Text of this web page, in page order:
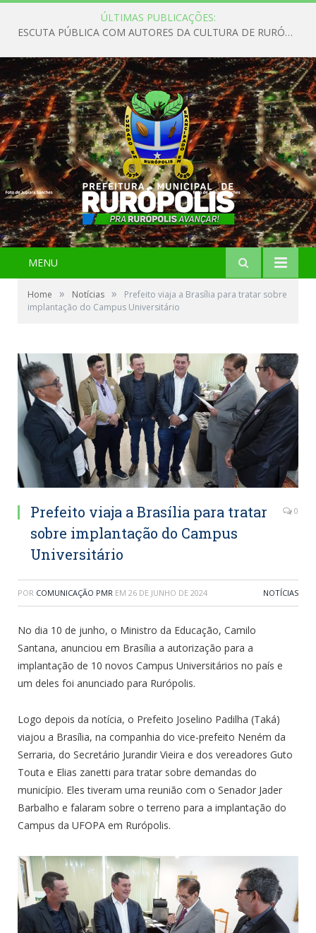
ÚLTIMAS PUBLICAÇÕES:
ESCUTA PÚBLICA COM AUTORES DA CULTURA DE RURÓPOLIS
MENU
Home » Notícias »
Prefeito viaja a Brasília para tratar sobre
implantação do Campus Universitário
Prefeito viaja a Brasília para tratar
sobre implantação do Campus
Universitário
0
POR COMUNICAÇÃO PMR EM 26 DE JUNHO DE 2024 NOTÍCIAS
No dia 10 de junho, o Ministro da Educação, Camilo
Santana, anunciou em Brasília a autorização para a
implantação de 10 novos Campus Universitários no país e
um deles foi anunciado para Rurópolis.
Logo depois da notícia, o Prefeito Joselino Padilha (Taká)
viajou a Brasília, na companhia do vice-prefeito Neném da
Serraria, do Secretário Jurandir Vieira e dos vereadores Guto
Touta e Elias zanetti para tratar sobre demandas do
município. Eles tiveram uma reunião com o Senador Jader
Barbalho e falaram sobre o terreno para a implantação do
Campus da UFOPA em Rurópolis.